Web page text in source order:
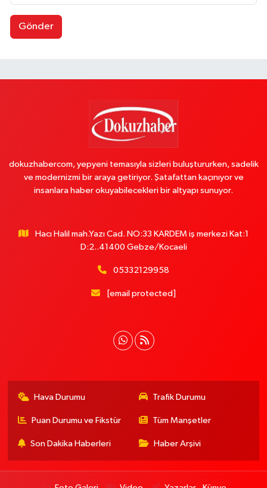
Gönder
dokuzhabercom, yepyeni temasıyla sizleri buluştururken, sadelik
ve modernizmi bir araya getiriyor. Şatafattan kaçınıyor ve
insanlara haber okuyabilecekleri bir altyapı sunuyor.
Hacı Halil mah.Yazı Cad. NO:33 KARDEM iş merkezi Kat:1
D:2..41400 Gebze/Kocaeli
05332129958
[email protected]
Hava Durumu Trafik Durumu
Puan Durumu ve Fikstür Tüm Manşetler
Son Dakika Haberleri Haber Arşivi